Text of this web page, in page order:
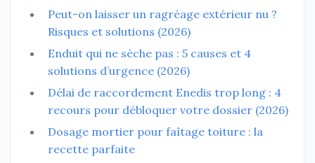
Peut-on laisser un ragréage extérieur nu ?
Risques et solutions (2026)
Enduit qui ne sèche pas : 5 causes et 4
solutions d’urgence (2026)
Délai de raccordement Enedis trop long : 4
recours pour débloquer votre dossier (2026)
Dosage mortier pour faîtage toiture : la
recette parfaite